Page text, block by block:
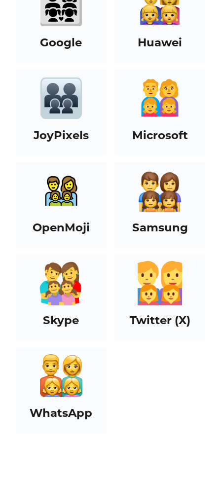
Google Huawei
JoyPixels Microsoft
OpenMoji Samsung
Skype Twitter (X)
WhatsApp